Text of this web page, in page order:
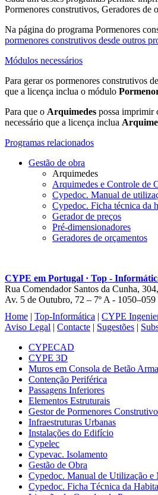
Pormenores construtivos, Geradores
Na página do programa Pormenores
pormenores construtivos desde outros
Módulos necessários
Para gerar os pormenores construtivos
que a licença inclua o módulo
Para que o Arquimedes possa imprimir
necessário que a licença inclua
Programas relacionados
Gestão de obra
Arquimedes
Arquimedes e Controle de
Cypedoc. Manual de
Cypedoc. Ficha técnica da
Gerador de preços
Pré-dimensionadores
Geradores de orçamentos
CYPE em Portugal · Top -
Rua Comendador Santos da Cunha,
Av. 5 de Outubro, 72 – 7º A - 1050–059
Home | Top-Informática | CYPE
Aviso Legal | Contacte | Sugestões |
CYPECAD
CYPE 3D
Muros em Consola de Betão
Contenção Periférica
Passagens Inferiores
Elementos Estruturais
Gestor de Pormenores
Infraestruturas Urbanas
Instalações do Edifício
Cypelec
Cypevac. Isolamento
Gestão de Obra
Cypedoc. Manual de Utilização e
Cypedoc. Ficha Técnica da